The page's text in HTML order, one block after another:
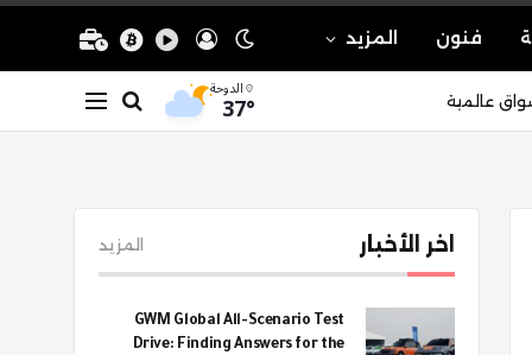
فنون المزيد
عالمية الدوحة
37°
اخر الأخبار المزيد
GWM Global All-Scenario Test
Drive: Finding Answers for the